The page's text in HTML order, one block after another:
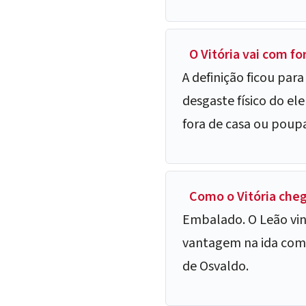
O Vitória vai com
A definição ficou
desgaste físico do
fora de casa ou
Como o Vitória
Embalado. O Leão
vantagem na ida
de Osvaldo.